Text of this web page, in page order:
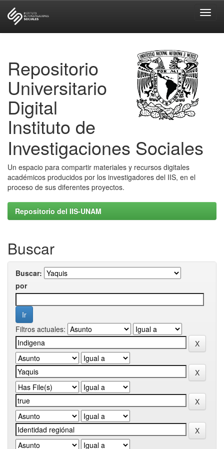
Repositorio
Universitario
Digital
Instituto de
Investigaciones Sociales
Un espacio para compartir materiales y recursos digitales
académicos producidos por los investigadores del IIS, en el
proceso de sus diferentes proyectos.
Repositorio del IIS-UNAM
Buscar
Buscar:
por
Filtros actuales: